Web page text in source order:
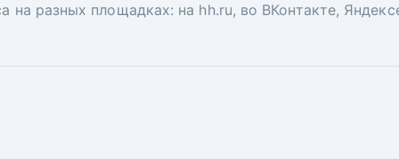
на разных площадках: на hh.ru, во ВКонтакте,
рекрутеры и проектные менеджеры hh.ru с